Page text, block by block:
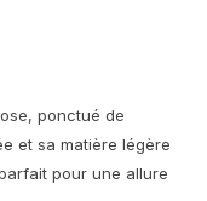
ponctué de
et sa matière légère
pour une allure